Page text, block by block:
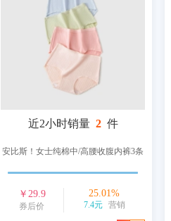
近2小时销量 2 件
安比斯！女士纯棉中/高腰收腹内裤3条
￥ 29.9
券后价
25.01%
7.4元 营销